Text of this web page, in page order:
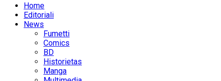
Home
Editoriali
News
Fumetti
Comics
BD
Historietas
Manga